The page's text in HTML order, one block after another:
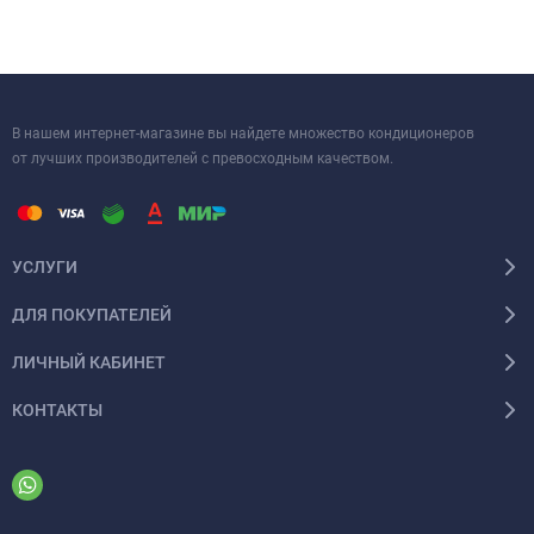
вашем доме или офисе.
В нашем интернет-магазине вы найдете множество кондиционеров
от лучших производителей с превосходным качеством.
УСЛУГИ
ДЛЯ ПОКУПАТЕЛЕЙ
ЛИЧНЫЙ КАБИНЕТ
КОНТАКТЫ